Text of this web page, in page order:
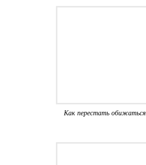
Как перестать обижаться